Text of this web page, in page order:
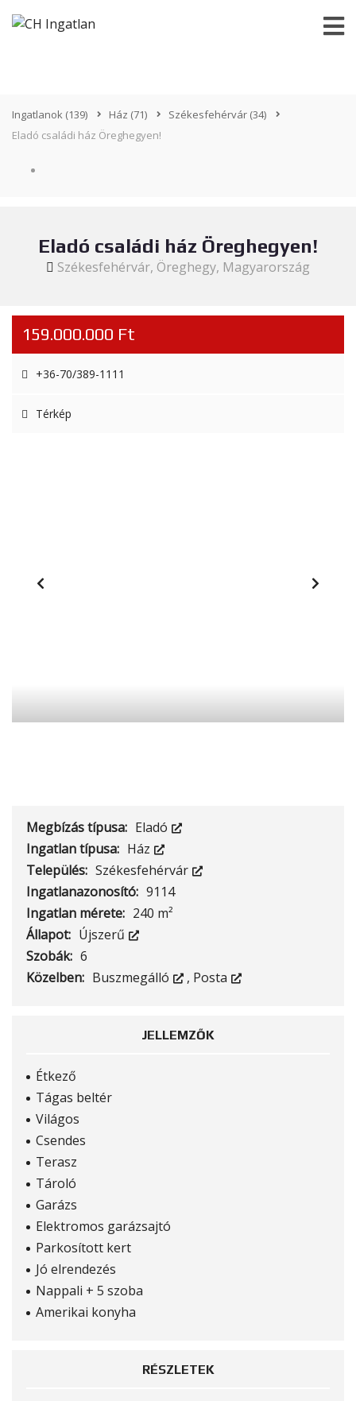
Ingatlanok (139) Ház (71) Székesfehérvár (34)
Eladó családi ház Öreghegyen!
Eladó családi ház Öreghegyen!
Székesfehérvár, Öreghegy, Magyarország
159.000.000 Ft
+36-70/389-1111
Térkép
Megbízás típusa: Eladó
Ingatlan típusa: Ház
Település: Székesfehérvár
Ingatlanazonosító: 9114
Ingatlan mérete: 240 m²
Állapot: Újszerű
Szobák: 6
Közelben: Buszmegálló , Posta
JELLEMZŐK
Étkező
Tágas beltér
Világos
Csendes
Terasz
Tároló
Garázs
Elektromos garázsajtó
Parkosított kert
Jó elrendezés
Nappali + 5 szoba
Amerikai konyha
RÉSZLETEK